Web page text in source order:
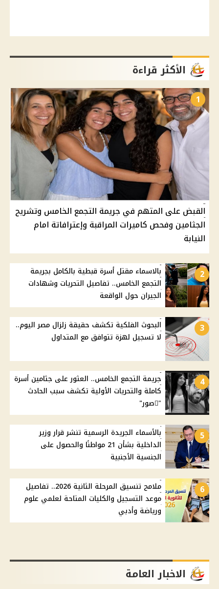
الأكثر قراءة
1
القبض على المتهم في جريمة التجمع الخامس وتشريح
الجثامين وفحص كاميرات المراقبة وإعترافاتة امام
النيابة
2
بالاسماء مقتل أسرة قبطية بالكامل بجريمة
التجمع الخامس.. تفاصيل التحريات وشهادات
الجيران حول الواقعة
3
البحوث الفلكية تكشف حقيقة زلزال مصر اليوم..
لا تسجيل لهزة تتوافق مع المتداول
4
جريمة التجمع الخامس.. العثور على جثامين أسرة
كاملة والتحريات الأولية تكشف سبب الحادث
"ًصور"
5
بالأسماء الجريدة الرسمية تنشر قرار وزير
الداخلية بشأن 21 مواطنًا والحصول على
الجنسية الأجنبية
6
ملامح تنسيق المرحلة الثانية 2026.. تفاصيل
موعد التسجيل والكليات المتاحة لعلمي علوم
ورياضة وأدبي
الاخبار العامة